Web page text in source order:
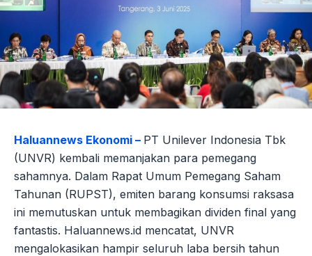
Haluannews Ekonomi – PT Unilever Indonesia Tbk
(UNVR) kembali memanjakan para pemegang
sahamnya. Dalam Rapat Umum Pemegang Saham
Tahunan (RUPST), emiten barang konsumsi raksasa
ini memutuskan untuk membagikan dividen final yang
fantastis. Haluannews.id mencatat, UNVR
mengalokasikan hampir seluruh laba bersih tahun